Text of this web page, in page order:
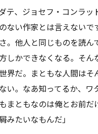
テ、ジョセフ・コンラッ
ない作家とは言えないで
。他人と同じものを読ん
しかできなくなる。そん
界だ。まともな人間はそ
い。 なあ知ってるか、ワ
まともなのは俺とお前だ
みたいなもんだ」